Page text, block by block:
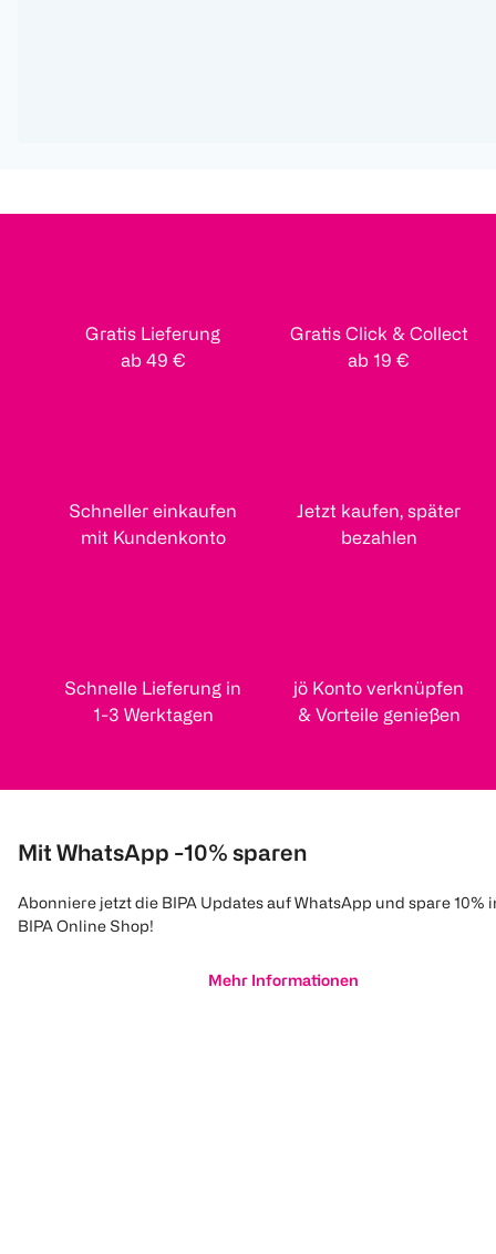
Gratis Lieferung
ab 49 €
Gratis Click & Collect
ab 19 €
Schneller einkaufen
mit Kundenkonto
Jetzt kaufen, später
bezahlen
Schnelle Lieferung in
1-3 Werktagen
jö Konto verknüpfen
& Vorteile genießen
Mit WhatsApp -10% sparen
Abonniere jetzt die BIPA Updates auf WhatsApp und spare 10%
BIPA Online Shop!
Mehr Informationen